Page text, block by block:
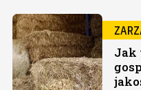
Jak